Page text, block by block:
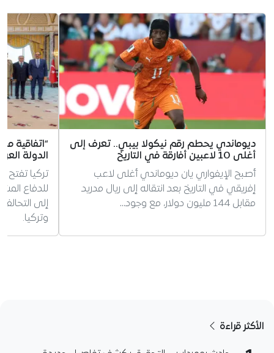
ديوماندي يحطم رقم نيكولا بيبي.. تعرف إلى
أغلى 10 لاعبين أفارقة في التاريخ
أصبح الإيفواري يان ديوماندي أغلى لاعب
إفريقي في التاريخ بعد انتقاله إلى ريال مدريد
مقابل 144 مليون دولار، مع وجود…
“اتفاقية
الدولة
تركيا تفتح
للدفاع
إلى
وتركيا.
الأكثر قراءة